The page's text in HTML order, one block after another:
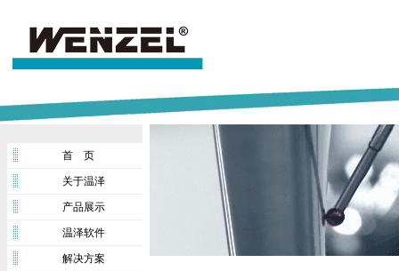
首 页
关于温泽
产品展示
温泽软件
解决方案